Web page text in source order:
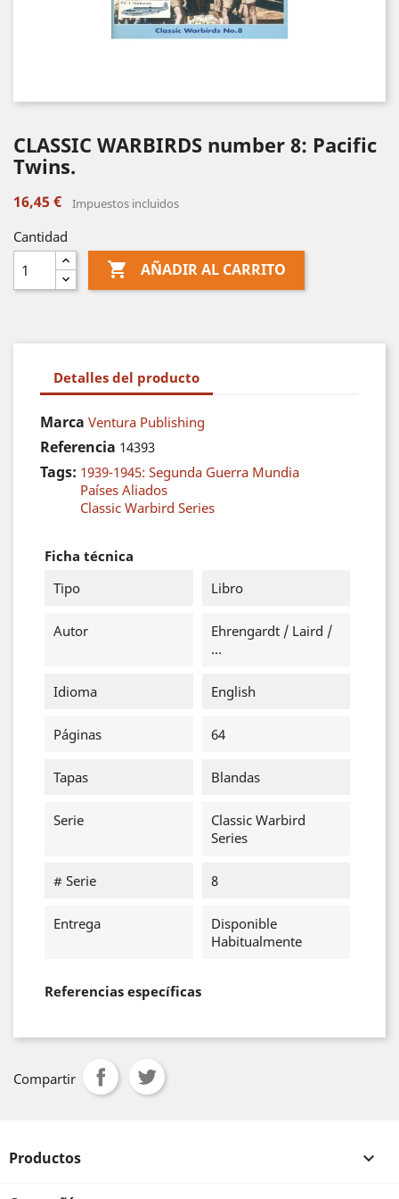
CLASSIC WARBIRDS number 8: Pacific
Twins.
16,45 € Impuestos incluidos
Cantidad
 AÑADIR AL CARRITO
Detalles del producto
Marca Ventura Publishing
Referencia 14393
Tags: 1939-1945: Segunda Guerra Mundia
Países Aliados
Classic Warbird Series
Ficha técnica
Tipo
Libro
Autor
Ehrengardt / Laird /
...
Idioma English
Páginas 64
Tapas Blandas
Serie
Classic Warbird
Series
# Serie 8
Entrega
Disponible
Habitualmente
Referencias específicas
Compartir
Productos 